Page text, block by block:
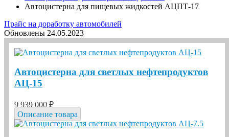
Автоцистерна для пищевых жидкостей АЦПТ-17
Прайс на доработку автомобилей
Обновлены 24.05.2023
Автоцистерна для светлых нефтепродуктов
АЦ-15
9 939 000 ₽
Описание товара